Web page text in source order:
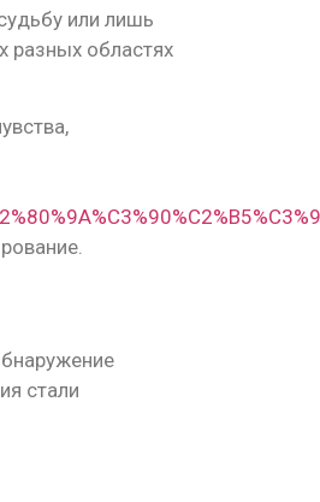
или лишь
разных областях
стали